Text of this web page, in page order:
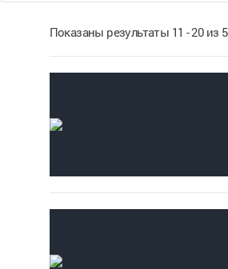
Показаны результаты 11 - 20 из